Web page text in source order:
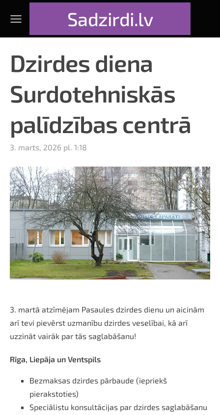
Sadzirdi.lv
Dzirdes diena
Surdotehniskās
palīdzības centrā
3. marts, 2026 pl. 1:18
3. martā atzīmējam Pasaules dzirdes dienu un aicinām
arī tevi pievērst uzmanību dzirdes veselībai, kā arī
uzzināt vairāk par tās saglabāšanu!
Rīga, Liepāja un Ventspils
Bezmaksas dzirdes pārbaude (iepriekš
pierakstoties)
Speciālistu konsultācijas par dzirdes saglabāšanu